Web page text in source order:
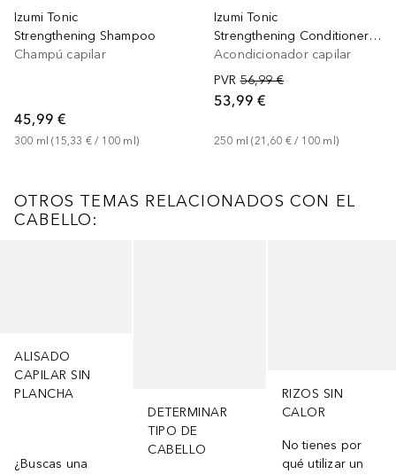
Izumi Tonic
Strengthening Shampoo
Champú capilar
45,99 €
300 ml (15,33 € / 100 ml )
Izumi Tonic
Strengthening Conditioner System
Acondicionador capilar
PVR 56,99 €
53,99 €
250 ml (21,60 € / 100 ml )
OTROS TEMAS RELACIONADOS CON EL
CABELLO:
ALISADO
CAPILAR SIN
PLANCHA
¿Buscas una
DETERMINAR
TIPO DE
CABELLO
RIZOS SIN
CALOR
No tienes por
qué utilizar un